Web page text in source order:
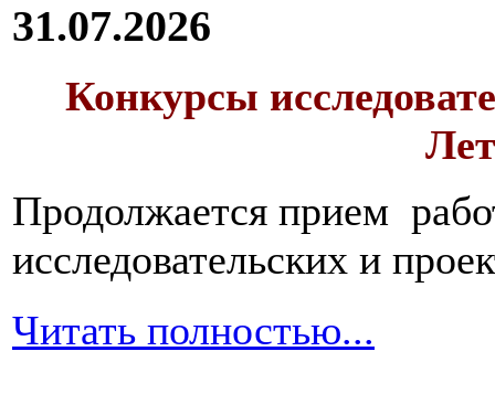
31.07.2026
Конкурсы
Продолжается прием
исследовательских и
Читать полностью...